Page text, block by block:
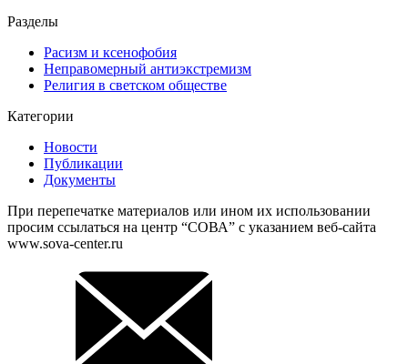
Разделы
Расизм и ксенофобия
Неправомерный антиэкстремизм
Религия в светском обществе
Категории
Новости
Публикации
Документы
При перепечатке материалов или ином их использовании
просим ссылаться на центр “СОВА” с указанием веб-сайта
www.sova-center.ru